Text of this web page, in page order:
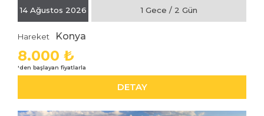
İNCELE
14 Ağustos 2026 1 Gece / 2 Gün
Hareket Konya
8.000 ₺
DETAY